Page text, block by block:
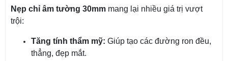
Nẹp chỉ âm tường 30mm mang lại nhiều giá trị vượt
trội:
Tăng tính thẩm mỹ: Giúp tạo các đường ron đều,
thẳng, đẹp mắt.